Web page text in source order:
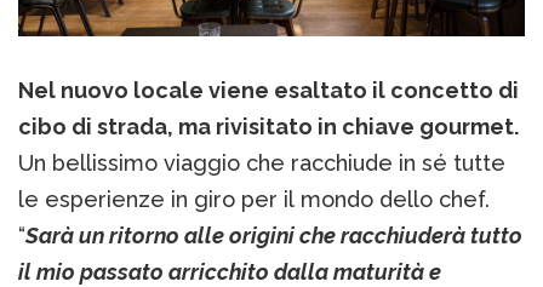
Nel nuovo locale viene esaltato il concetto di
cibo di strada, ma rivisitato in chiave gourmet.
Un bellissimo viaggio che racchiude in sé tutte
le esperienze in giro per il mondo dello chef.
“Sarà un ritorno alle origini che racchiuderà tutto
il mio passato arricchito dalla maturità e